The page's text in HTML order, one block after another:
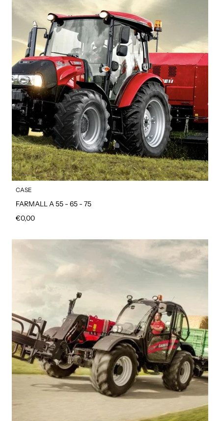
CASE
FARMALL A 55 - 65 - 75
Prezzo regolare
€0,00